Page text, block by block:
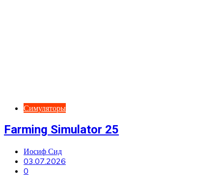
Симуляторы
Farming Simulator 25
Иосиф Сид
03.07.2026
0